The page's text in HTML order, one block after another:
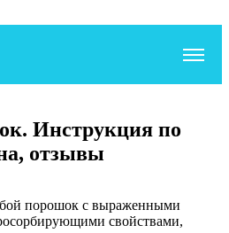
Инструкция по
отзывы
порошок с выраженными
свойствами,